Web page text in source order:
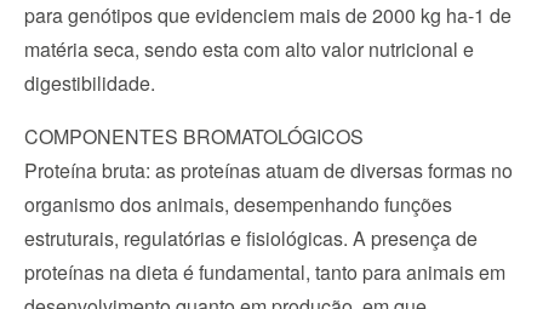
para genótipos que evidenciem mais de 2000 kg ha-1 de
matéria seca, sendo esta com alto valor nutricional e
digestibilidade.
COMPONENTES BROMATOLÓGICOS
Proteína bruta: as proteínas atuam de diversas formas no
organismo dos animais, desempenhando funções
estruturais, regulatórias e fisiológicas. A presença de
proteínas na dieta é fundamental, tanto para animais em